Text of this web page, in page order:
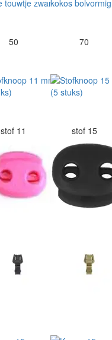
50 70
stof 11 stof 15